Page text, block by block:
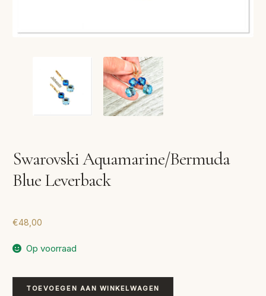
Swarovski Aquamarine/Bermuda
Blue Leverback
€48,00
Op voorraad
Swarovski
TOEVOEGEN AAN WINKELWAGEN